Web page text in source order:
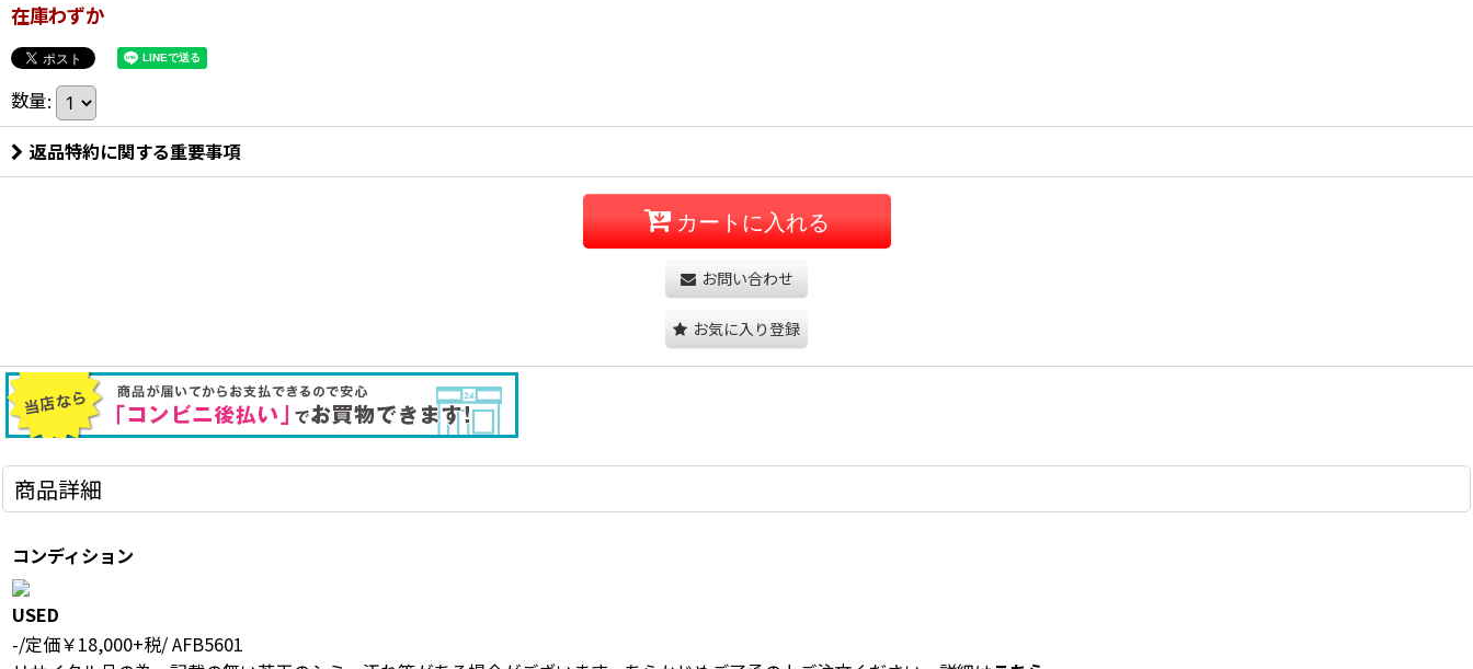
在庫わずか
数量:
返品特約に関する重要事項
カートに入れる
お問い合わせ
お気に入り登録
商品詳細
コンディション
USED
-/定価￥18,000+税/ AFB5601